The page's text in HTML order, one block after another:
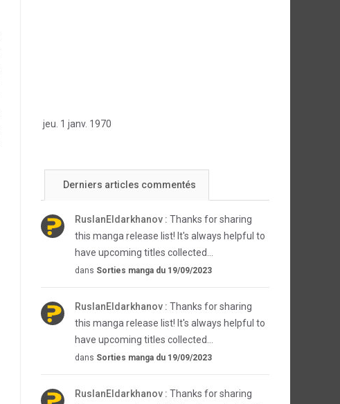
jeu. 1 janv. 1970
Derniers articles commentés
RuslanEldarkhanov : Thanks for sharing
this manga release list! It's always helpful to
have upcoming titles collected...
dans Sorties manga du 19/09/2023
RuslanEldarkhanov : Thanks for sharing
this manga release list! It's always helpful to
have upcoming titles collected...
dans Sorties manga du 19/09/2023
RuslanEldarkhanov : Thanks for sharing